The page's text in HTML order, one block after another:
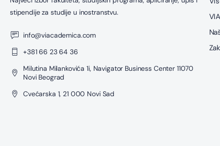
stipendije za studije u inostranstvu.
info@viacademica.com
+381 66 23 64 36
Milutina Milankovića 1i, Navigator Business Center 11070
Novi Beograd
Cvećarska 1, 21 000 Novi Sad